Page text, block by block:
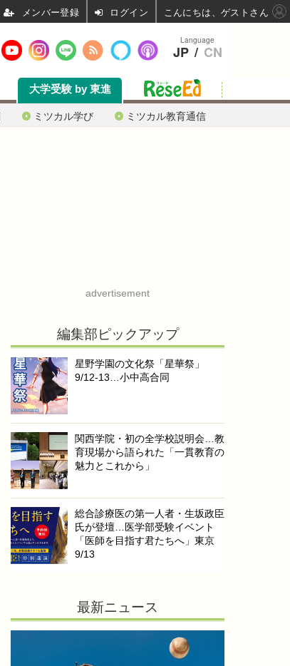
ミツカル学び ミツカル教育通信
大学受験 by 東進
advertisement
編集部ピックアップ
星野学園の文化祭「星華祭」
9/12-13…小中高合同
関西学院・初の全学校説明会…教
育現場から語られた「一貫教育の
魅力とこれから」
総合診療医の第一人者・生坂政臣
氏が登壇…医学部受験イベント
「医師を目指す君たちへ」東京
9/13
最新ニュース
Language
JP / CN
ログイン こんにちは、ゲストさん